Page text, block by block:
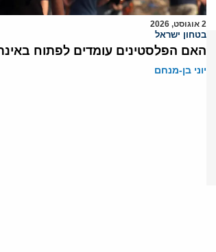
2 אוגוסט, 2026
בטחון ישראל
האם הפלסטינים עומדים לפתוח
יוני בן-מנחם